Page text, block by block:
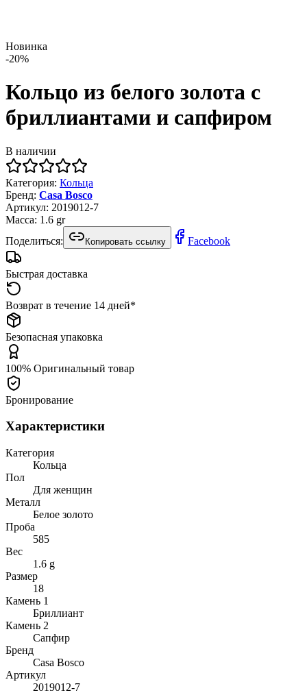
Новинка
-20%
Кольцо из белого золота с
бриллиантами и сапфиром
В наличии
Категория: Кольца
Бренд: Casa Bosco
Артикул: 2019012-7
Масса: 1.6 gr
Поделиться:
Копировать ссылку Facebook
Быстрая доставка
Возврат в течение 14 дней*
Безопасная упаковка
100% Оригинальный товар
Бронирование
Характеристики
Категория
Кольца
Пол
Для женщин
Металл
Белое золото
Проба
585
Вес
1.6 g
Размер
18
Камень 1
Бриллиант
Камень 2
Сапфир
Бренд
Casa Bosco
Артикул
2019012-7